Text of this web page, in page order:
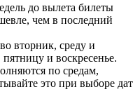
до вылета билеты
чем в последний
вторник, среду и
и воскресенье.
по средам,
это при выборе дат